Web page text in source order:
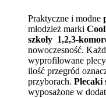
Praktyczne i modne
młodzież marki
szkoły 1,2,3-
nowoczesność.
wyprofilowane
ilość przegród
przyborach. Plecaki
wyposażone w